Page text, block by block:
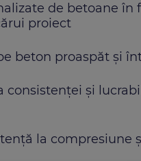
de betoane în
proiect
beton proaspăt și
consistenței și
la compresiune